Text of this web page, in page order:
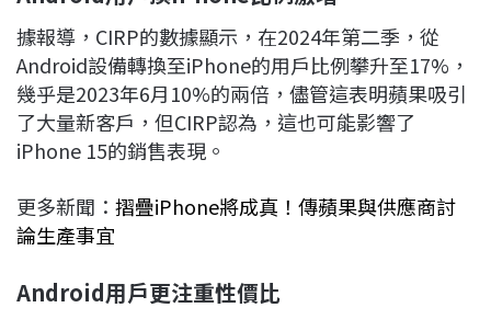
據報導，CIRP的數據顯示，在2024年第二季，從
Android設備轉換至iPhone的用戶比例攀升至17%，
幾乎是2023年6月10%的兩倍，儘管這表明蘋果吸引
了大量新客戶，但CIRP認為，這也可能影響了
iPhone 15的銷售表現。
更多新聞： 摺疊iPhone將成真！傳蘋果與供應商討
論生產事宜
Android用戶更注重性價比